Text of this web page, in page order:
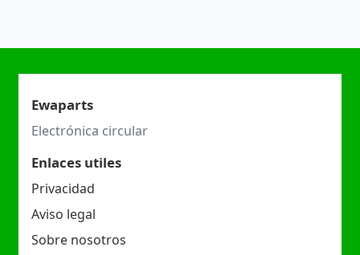
Ewaparts
Electrónica circular
Enlaces utiles
Privacidad
Aviso legal
Sobre nosotros